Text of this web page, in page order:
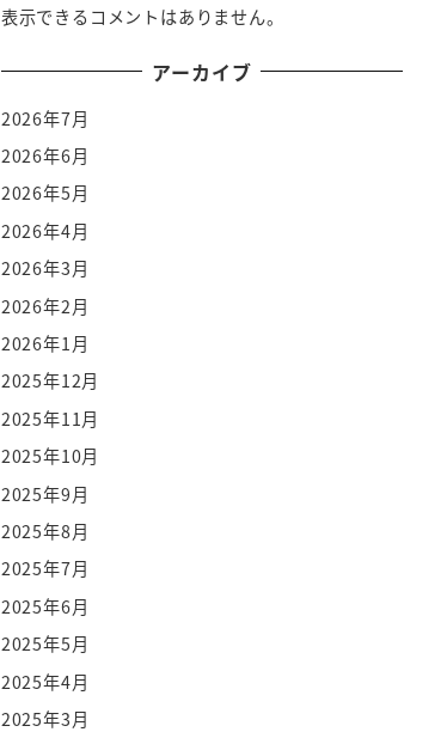
表示できるコメントはありません。
アーカイブ
2026年7月
2026年6月
2026年5月
2026年4月
2026年3月
2026年2月
2026年1月
2025年12月
2025年11月
2025年10月
2025年9月
2025年8月
2025年7月
2025年6月
2025年5月
2025年4月
2025年3月